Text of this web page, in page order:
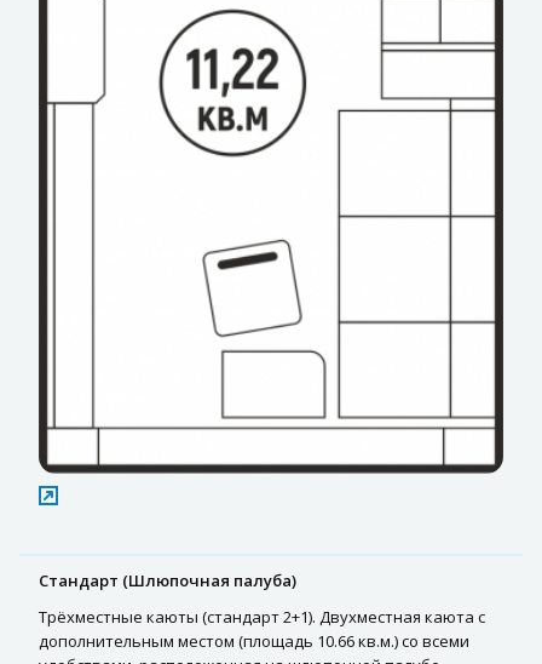
Стандарт (Шлюпочная палуба)
Трёхместные каюты (стандарт 2+1). Двухместная каюта с
дополнительным местом (площадь 10.66 кв.м.) со всеми